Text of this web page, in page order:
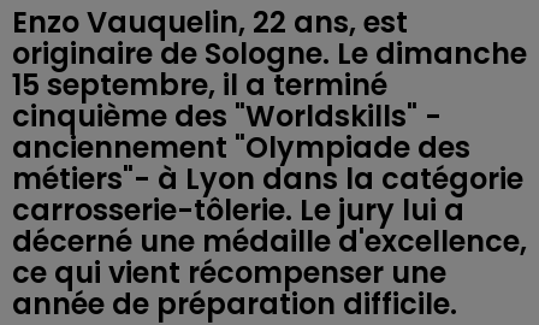
Enzo Vauquelin, 22 ans, est
originaire de Sologne. Le dimanche
15 septembre, il a terminé
cinquième des "Worldskills" -
anciennement "Olympiade des
métiers"- à Lyon dans la catégorie
carrosserie-tôlerie. Le jury lui a
décerné une médaille d'excellence,
ce qui vient récompenser une
année de préparation difficile.